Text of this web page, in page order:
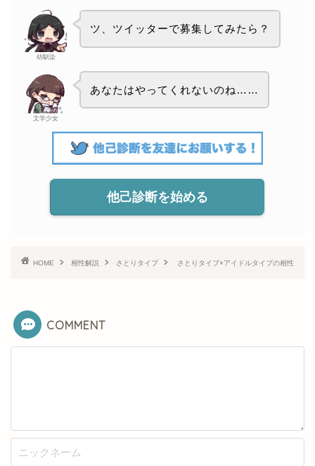
幼馴染
ツ、ツイッターで募集してみたら？
文学少女
あなたはやってくれないのね……
他己診断を始める
HOME 相性解説 さとりタイプ さとりタイプ×アイドルタイプの相性
COMMENT